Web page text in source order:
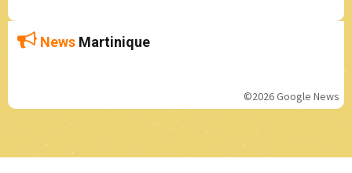
News Martinique
©2026 Google News